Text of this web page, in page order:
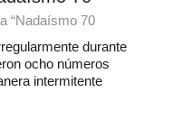
“Nadaísmo 70
durante
ocho números
intermitente